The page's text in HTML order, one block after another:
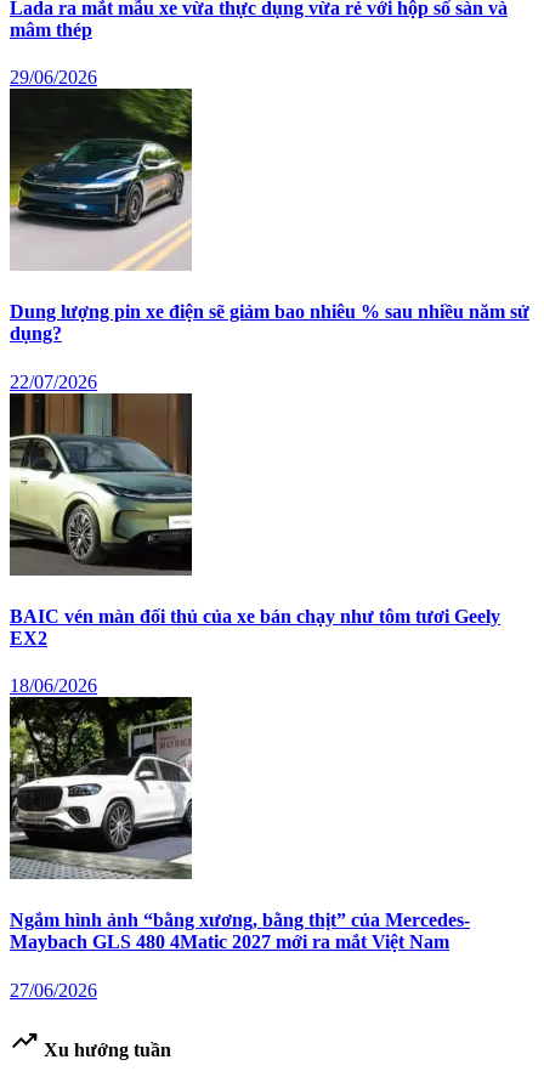
Lada ra mắt mẫu xe vừa thực dụng vừa rẻ với hộp số sàn và
mâm thép
29/06/2026
Dung lượng pin xe điện sẽ giảm bao nhiêu % sau nhiều năm sử
dụng?
22/07/2026
BAIC vén màn đối thủ của xe bán chạy như tôm tươi Geely
EX2
18/06/2026
Ngắm hình ảnh “bằng xương, bằng thịt” của Mercedes-
Maybach GLS 480 4Matic 2027 mới ra mắt Việt Nam
27/06/2026
trending_up Xu hướng tuần